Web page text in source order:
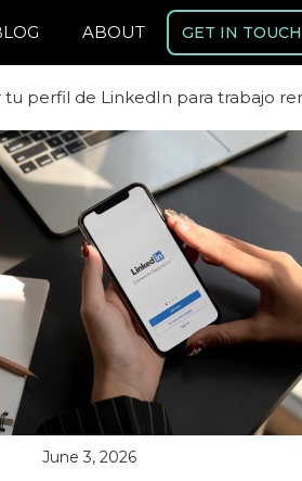
ABOUT GET IN TOUCH
perfil de LinkedIn para trabajo
June 3, 2026